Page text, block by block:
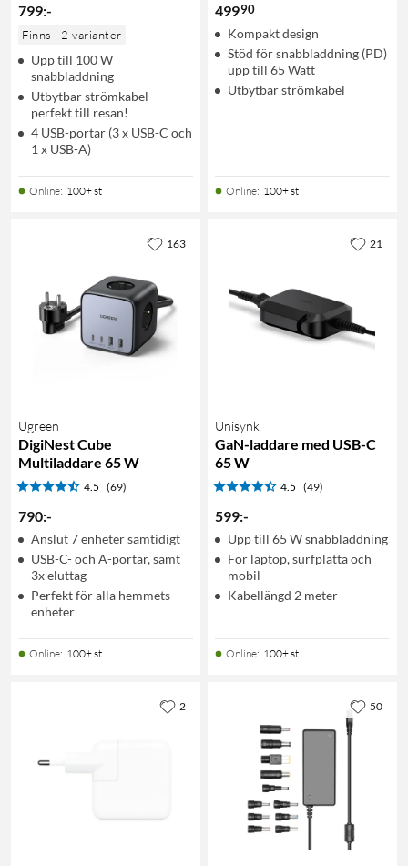
799:-
Finns i 2 varianter
Upp till 100 W
snabbladdning
Utbytbar strömkabel –
perfekt till resan!
4 USB-portar (3 x USB-C och
1 x USB-A)
Online: 100+ st
49990
Kompakt design
Stöd för snabbladdning (PD)
upp till 65 Watt
Utbytbar strömkabel
Online: 100+ st
Ugreen
DigiNest Cube
Multiladdare 65 W
4.5 (69)
790:-
Anslut 7 enheter samtidigt
USB-C- och A-portar, samt
3x eluttag
Perfekt för alla hemmets
enheter
Online: 100+ st
163
Unisynk
GaN-laddare med USB-C
65 W
4.5 (49)
599:-
Upp till 65 W snabbladdning
För laptop, surfplatta och
mobil
Kabellängd 2 meter
Online: 100+ st
21
2 50